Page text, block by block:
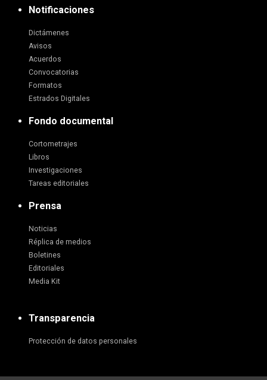
Notificaciones
Dictámenes
Avisos
Acuerdos
Convocatorias
Formatos
Estrados Digitales
Fondo documental
Cortometrajes
Libros
Investigaciones
Tareas editoriales
Prensa
Noticias
Réplica de medios
Boletines
Editoriales
Media Kit
Transparencia
Protección de datos personales